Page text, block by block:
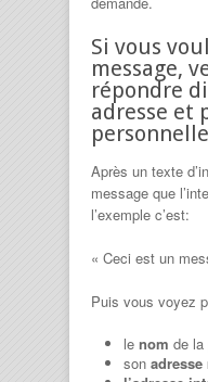
Si vous
message,
répondre
adresse et
Après un texte
message que
l’exemple c’est:
« Ceci est un
Puis vous voyez
le nom de la
son